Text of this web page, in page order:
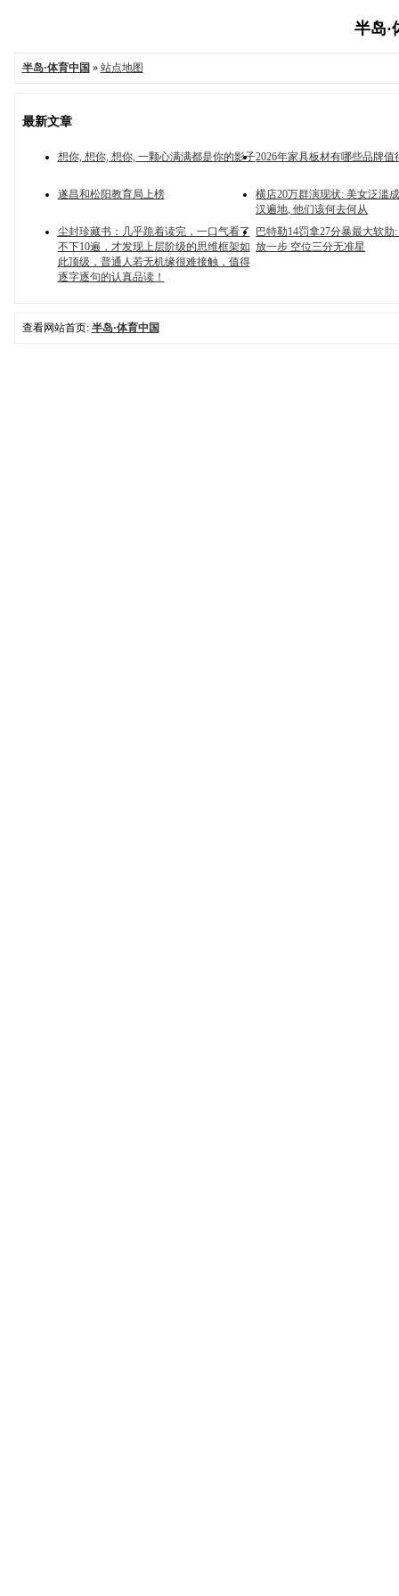
半岛·
半岛·体育中国 » 站点地图
最新文章
想你, 想你, 想你, 一颗心满满都是你的影子2026年家具板材有哪些品牌值
遂昌和松阳教育局上榜
横店20万群演现状: 美女泛滥
汉遍地, 他们该何去何从
尘封珍藏书：几乎跪着读完，一口气看了
不下10遍，才发现上层阶级的思维框架如
此顶级，普通人若无机缘很难接触，值得
逐字逐句的认真品读！
巴特勒14罚拿27分暴最大软肋
放一步 空位三分无准星
查看网站首页: 半岛·体育中国